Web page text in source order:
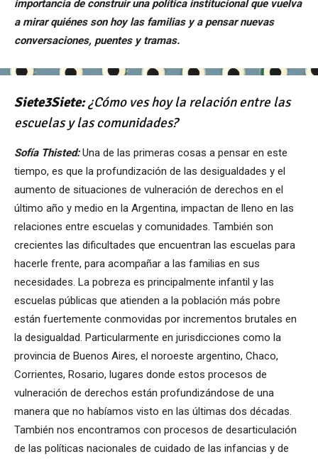
importancia de construir una política institucional que vuelva
a mirar quiénes son hoy las familias y a pensar nuevas
conversaciones, puentes y tramas.
Siete3Siete:¿Cómo ves hoy la relación entre las
escuelas y las comunidades?
Sofía Thisted:Una de las primeras cosas a pensar en este
tiempo, es que la profundización de las desigualdades y el
aumento de situaciones de vulneración de derechos en el
último año y medio en la Argentina, impactan de lleno en las
relaciones entre escuelas y comunidades. También son
crecientes las dificultades que encuentran las escuelas para
hacerle frente, para acompañar a las familias en sus
necesidades. La pobreza es principalmente infantil y las
escuelas públicas que atienden a la población más pobre
están fuertemente conmovidas por incrementos brutales en
la desigualdad. Particularmente en jurisdicciones como la
provincia de Buenos Aires, el noroeste argentino, Chaco,
Corrientes, Rosario, lugares donde estos procesos de
vulneración de derechos están profundizándose de una
manera que no habíamos visto en las últimas dos décadas.
También nos encontramos con procesos de desarticulación
de las políticas nacionales de cuidado de las infancias y de